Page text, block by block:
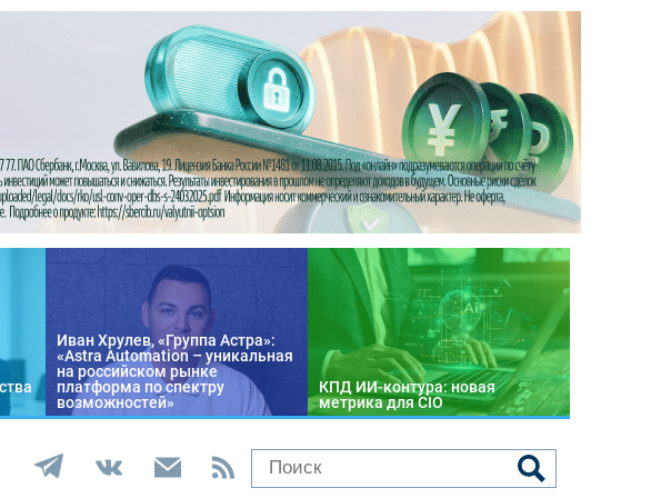
Иван Хрулев, «Группа Астра»:
«Astra Automation – уникальная
на российском рынке
платформа по спектру
возможностей»
КПД ИИ-контура: новая
метрика для CIO